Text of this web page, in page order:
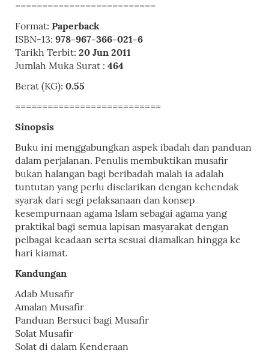
==========================
Format: Paperback
ISBN-13: 978-967-366-021-6
Tarikh Terbit: 20 Jun 2011
Jumlah Muka Surat : 464
Berat (KG): 0.55
===========================
Sinopsis
Buku ini menggabungkan aspek ibadah dan panduan
dalam perjalanan. Penulis membuktikan musafir
bukan halangan bagi beribadah malah ia adalah
tuntutan yang perlu diselarikan dengan kehendak
syarak dari segi pelaksanaan dan konsep
kesempurnaan agama Islam sebagai agama yang
praktikal bagi semua lapisan masyarakat dengan
pelbagai keadaan serta sesuai diamalkan hingga ke
hari kiamat.
Kandungan
Adab Musafir
Amalan Musafir
Panduan Bersuci bagi Musafir
Solat Musafir
Solat di dalam Kenderaan